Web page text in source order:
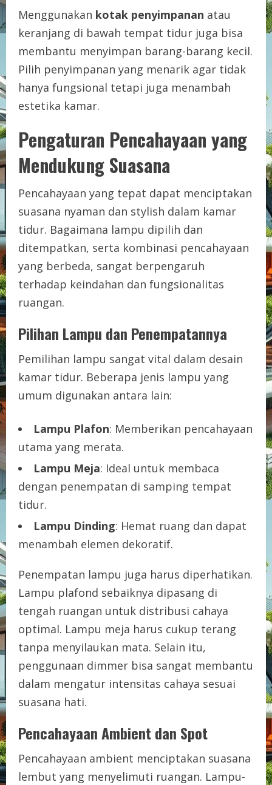
Menggunakan kotak penyimpanan atau
keranjang di bawah tempat tidur juga bisa
membantu menyimpan barang-barang kecil.
Pilih penyimpanan yang menarik agar tidak
hanya fungsional tetapi juga menambah
estetika kamar.
Pengaturan Pencahayaan yang
Mendukung Suasana
Pencahayaan yang tepat dapat menciptakan
suasana nyaman dan stylish dalam kamar
tidur. Bagaimana lampu dipilih dan
ditempatkan, serta kombinasi pencahayaan
yang berbeda, sangat berpengaruh
terhadap keindahan dan fungsionalitas
ruangan.
Pilihan Lampu dan Penempatannya
Pemilihan lampu sangat vital dalam desain
kamar tidur. Beberapa jenis lampu yang
umum digunakan antara lain:
Lampu Plafon: Memberikan pencahayaan
utama yang merata.
Lampu Meja: Ideal untuk membaca
dengan penempatan di samping tempat
tidur.
Lampu Dinding: Hemat ruang dan dapat
menambah elemen dekoratif.
Penempatan lampu juga harus diperhatikan.
Lampu plafond sebaiknya dipasang di
tengah ruangan untuk distribusi cahaya
optimal. Lampu meja harus cukup terang
tanpa menyilaukan mata. Selain itu,
penggunaan dimmer bisa sangat membantu
dalam mengatur intensitas cahaya sesuai
suasana hati.
Pencahayaan Ambient dan Spot
Pencahayaan ambient menciptakan suasana
lembut yang menyelimuti ruangan. Lampu-